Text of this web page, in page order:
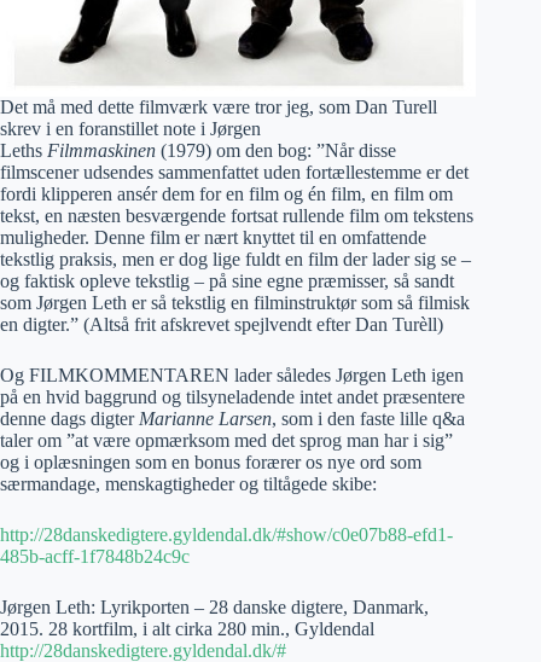
Det må med dette filmværk være tror jeg, som Dan Turell
skrev i en foranstillet note i Jørgen
Leths Filmmaskinen (1979) om den bog: ”Når disse
filmscener udsendes sammenfattet uden fortællestemme er det
fordi klipperen ansér dem for en film og én film, en film om
tekst, en næsten besværgende fortsat rullende film om tekstens
muligheder. Denne film er nært knyttet til en omfattende
tekstlig praksis, men er dog lige fuldt en film der lader sig se –
og faktisk opleve tekstlig – på sine egne præmisser, så sandt
som Jørgen Leth er så tekstlig en filminstruktør som så filmisk
en digter.” (Altså frit afskrevet spejlvendt efter Dan Turèll)
Og FILMKOMMENTAREN lader således Jørgen Leth igen
på en hvid baggrund og tilsyneladende intet andet præsentere
denne dags digter Marianne Larsen, som i den faste lille q&a
taler om ”at være opmærksom med det sprog man har i sig”
og i oplæsningen som en bonus forærer os nye ord som
særmandage, menskagtigheder og tiltågede skibe:
http://28danskedigtere.gyldendal.dk/#show/c0e07b88-efd1-
485b-acff-1f7848b24c9c
Jørgen Leth: Lyrikporten – 28 danske digtere, Danmark,
2015. 28 kortfilm, i alt cirka 280 min., Gyldendal
http://28danskedigtere.gyldendal.dk/#